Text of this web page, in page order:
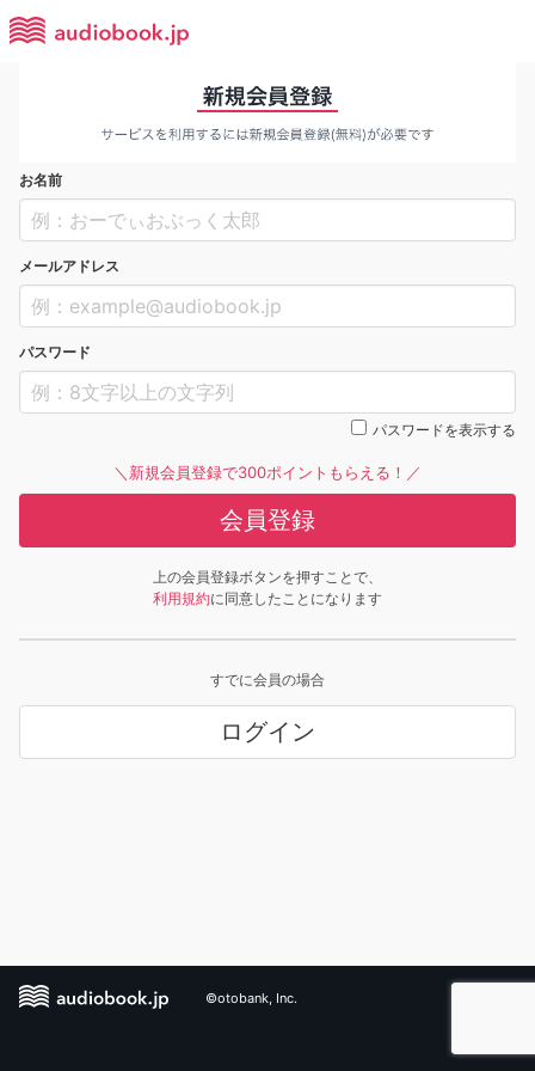
お名前
メールアドレス
パスワード
パスワードを表示する
＼新規会員登録で300ポイントもらえる！／
会員登録
上の会員登録ボタンを押すことで、
利用規約に同意したことになります
すでに会員の場合
ログイン
©otobank, Inc.